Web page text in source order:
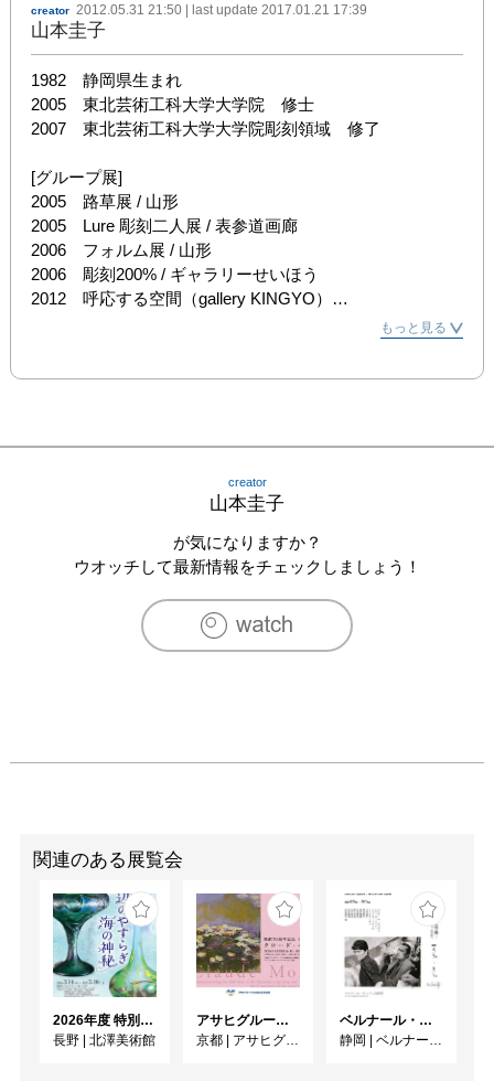
creator 2012.05.31 21:50 | last update 2017.01.21 17:39
山本圭子
1982　静岡県生まれ
2005　東北芸術工科大学大学院　修士
2007　東北芸術工科大学大学院彫刻領域　修了
[グループ展]
2005　路草展 / 山形
2005　Lure 彫刻二人展 / 表参道画廊
2006　フォルム展 / 山形
2006　彫刻200% / ギャラリーせいほう
2012　呼応する空間（gallery KINGYO）
2016　ART FOR THOUGHT
もっと見る
creator
山本圭子
が気になりますか？
ウオッチして最新情報をチェックしましょう！
関連のある展覧会
2026年度 特別展「ガレとドーム、アール･ヌーヴォーのガラス 水辺のやすらぎ、海の神秘」
長野 | 北澤美術館
アサヒグループ大山崎山荘美術館 開館30周年記念展「没後100年 クロード・モネ」
京都 | アサヒグループ大山崎山荘美術館
ベルナール・ビュフェと写真 ーカメラがとらえたビュフェとその時代、そして21 世紀へ
静岡 | ベルナール・ビュフェ美術館